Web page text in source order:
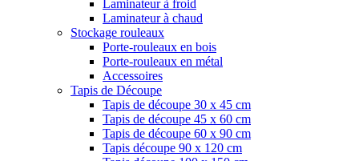
Laminateur à froid
Laminateur à chaud
Stockage rouleaux
Porte-rouleaux en bois
Porte-rouleaux en métal
Accessoires
Tapis de Découpe
Tapis de découpe 30 x 45 cm
Tapis de découpe 45 x 60 cm
Tapis de découpe 60 x 90 cm
Tapis découpe 90 x 120 cm